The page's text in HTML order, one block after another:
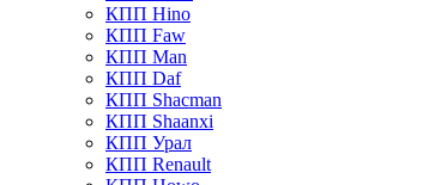
КПП Hino
КПП Faw
КПП Man
КПП Daf
КПП Shacman
КПП Shaanxi
КПП Урал
КПП Renault